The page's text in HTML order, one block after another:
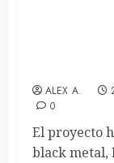
ALEX A.
0
El proyecto
black metal,